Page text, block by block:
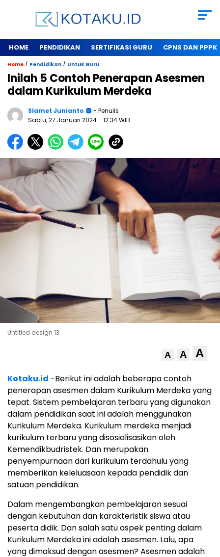
HOME PENDIDIKAN SERTIFIKASI GURU CPNS DAN PPPK
Home / Pendidikan / Untuk Guru
Inilah 5 Contoh Penerapan Asesmen
dalam Kurikulum Merdeka
Slamet Junianto
- Penulis
Sabtu, 27 Januari 2024- 12:34 WIB
Untitled design 13
A A A
Kotaku.id -Berikut ini adalah beberapa contoh
penerapan asesmen dalam Kurikulum Merdeka yang
tepat. Sistem pembelajaran terbaru yang digunakan
dalam pendidikan saat ini adalah menggunakan
Kurikulum Merdeka. Kurikulum merdeka menjadi
kurikulum terbaru yang disosialisasikan oleh
Kemendikbudristek. Dan merupakan
penyempurnaan dari kurikulum terdahulu yang
memberikan keleluasaan kepada pendidik dan
satuan pendidikan.
Dalam mengembangkan pembelajaran sesuai
dengan kebutuhan dan karakteristik siswa atau
peserta didik. Dan salah satu aspek penting dalam
Kurikulum Merdeka ini adalah asesmen. Lalu, apa
yang dimaksud dengan asesmen? Asesmen adalah